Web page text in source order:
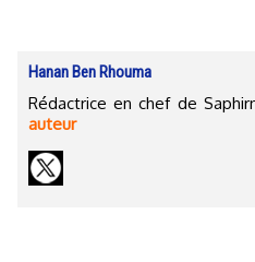
Hanan Ben Rhouma
Rédactrice en chef de
auteur